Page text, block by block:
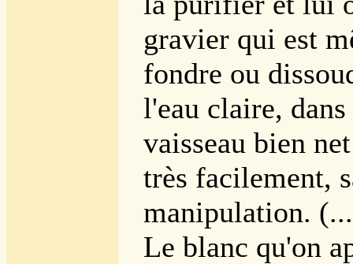
gravier qui est
fondre ou
l'eau claire,
vaisseau bien
très facilement,
manipulation.
Le blanc qu'on